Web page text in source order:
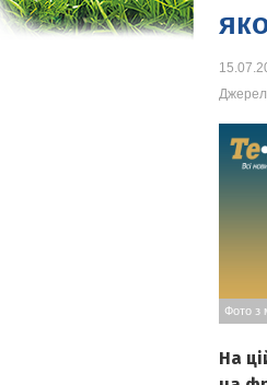
Фото з
На